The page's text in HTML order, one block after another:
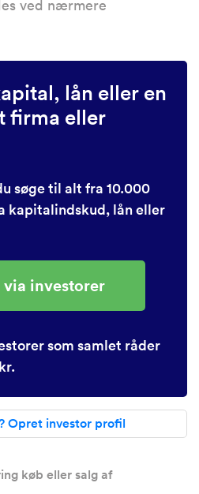
ved nærmere
lån eller en
firma eller
søge til alt fra 10.000
kapitalindskud, lån eller
investorer
som samlet råder
Opret investor profil
køb eller salg af